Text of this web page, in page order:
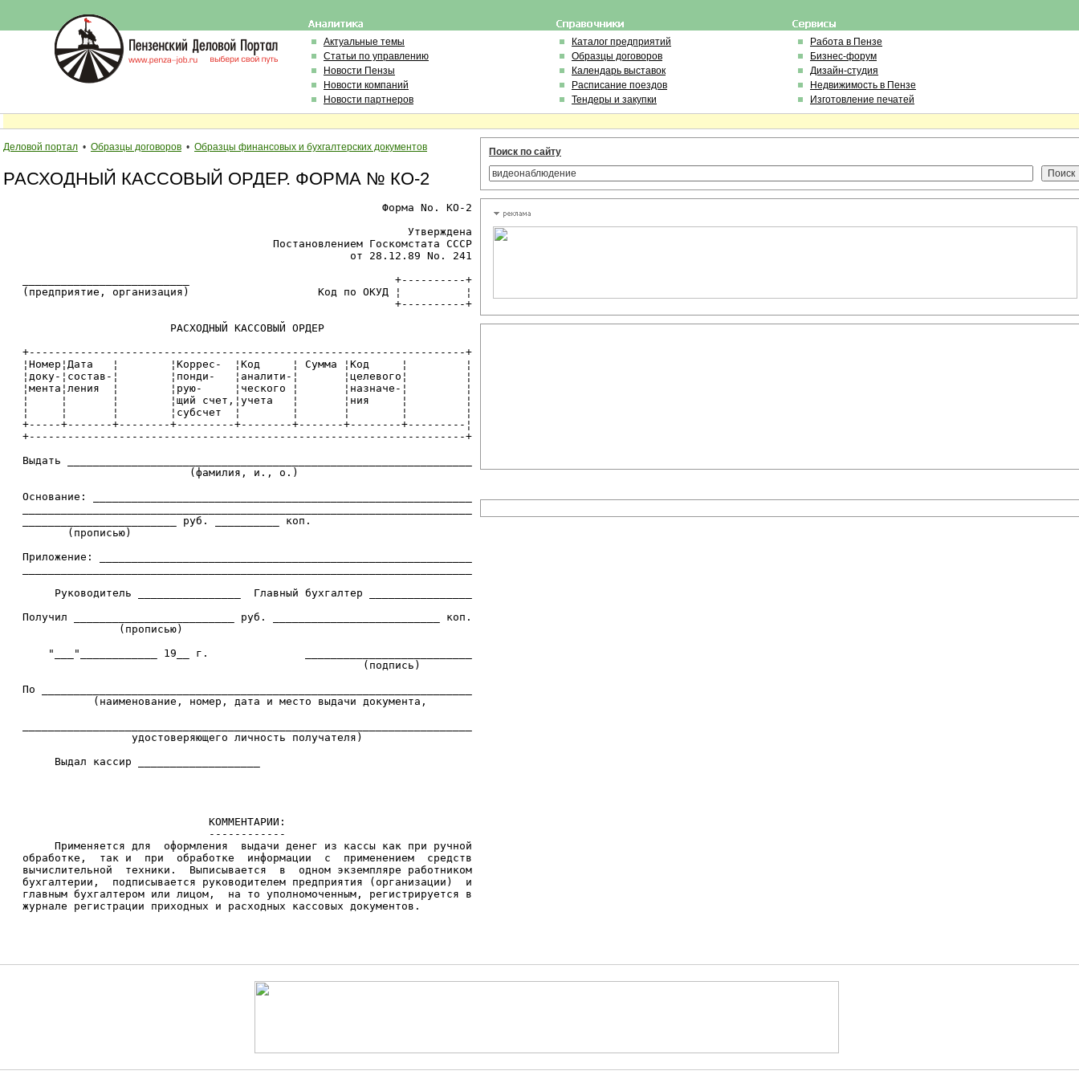
Актуальные темы
Статьи по управлению
Новости Пензы
Новости компаний
Новости партнеров
Каталог предприятий
Образцы договоров
Календарь выставок
Расписание поездов
Тендеры и закупки
Работа в Пензе
Бизнес-форум
Дизайн-студия
Недвижимость в Пензе
Изготовление печатей
Деловой портал • Образцы договоров • Образцы финансовых и бухгалтерских документов
РАСХОДНЫЙ КАССОВЫЙ ОРДЕР. ФОРМА № КО-2
                                                           Форма Nо. КО-2
                                                               Утверждена
                                          Постановлением Госкомстата СССР
                                                      от 28.12.89 Nо. 241
   __________________________                                +----------+
   (предприятие, организация)                    Код по ОКУД ¦          ¦
                                                             +----------+
                          РАСХОДНЫЙ КАССОВЫЙ ОРДЕР
   +--------------------------------------------------------------------+
   ¦Номер¦Дата   ¦        ¦Коррес-  ¦Код     ¦ Сумма ¦Код     ¦         ¦
   ¦доку-¦состав-¦        ¦понди-   ¦аналити-¦       ¦целевого¦         ¦
   ¦мента¦ления  ¦        ¦рую-     ¦ческого ¦       ¦назначе-¦         ¦
   ¦     ¦       ¦        ¦щий счет,¦учета   ¦       ¦ния     ¦         ¦
   ¦     ¦       ¦        ¦субсчет  ¦        ¦       ¦        ¦         ¦
   +-----+-------+--------+---------+--------+-------+--------+---------¦
   +--------------------------------------------------------------------+
   Выдать _______________________________________________________________
                             (фамилия, и., о.)
   Основание: ___________________________________________________________
   ________________________ руб. __________ коп.
          (прописью)
   Приложение: __________________________________________________________
        Руководитель ________________  Главный бухгалтер ________________
   Получил _________________________ руб. __________________________ коп.
                  (прописью)
       "___"____________ 19__ г.               __________________________
                                                        (подпись)
   По ___________________________________________________________________
              (наименование, номер, дата и место выдачи документа,
                    удостоверяющего личность получателя)
        Выдал кассир ___________________
                                КОММЕНТАРИИ:
                                ------------
        Применяется для  оформления  выдачи денег из кассы как при ручной
   обработке,  так и  при  обработке  информации  с  применением  средств
   вычислительной  техники.  Выписывается  в  одном экземпляре работником
   бухгалтерии,  подписывается руководителем предприятия (организации)  и
   главным бухгалтером или лицом,  на то уполномоченным, регистрируется в
   журнале регистрации приходных и расходных кассовых документов.
Поиск по сайту